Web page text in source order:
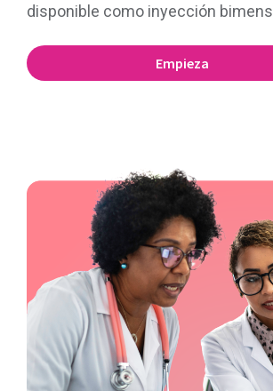
disponible como inyección
Empieza